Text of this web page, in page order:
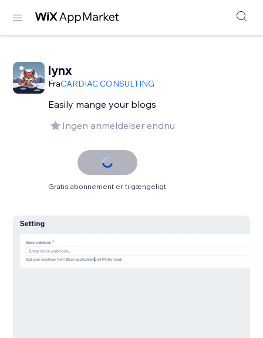
lynx
FraCARDIAC CONSULTING
Easily mange your blogs
Ingen anmeldelser endnu
Gratis abonnement er tilgængeligt